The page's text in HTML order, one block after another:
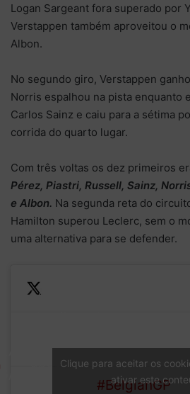
Logan Sargeant fora superado por
Verstappen também aproveitou o
Albon.
No segundo giro, Verstappen
Norris espalhou na pista enquanto
Carlos Sainz e caiu para a sétima
corrida do quarto lugar.
Com três voltas os dez primeiros
Pérez, Piastri, Russell, Sainz,
e Albon. Na segunda reta do
Hamilton superou Leclerc, sem o
uma alternativa para se defender.
Lewis
absolutelyleads the
#BelgianGP
Clique para aceitar os
ativar este